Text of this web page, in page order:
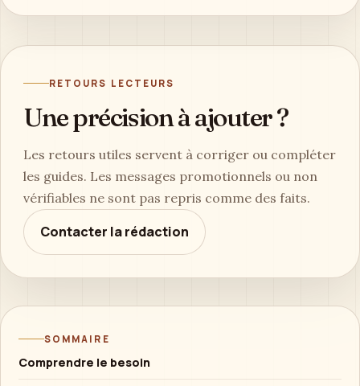
RETOURS LECTEURS
Une précision à ajouter ?
Les retours utiles servent à corriger ou compléter
les guides. Les messages promotionnels ou non
vérifiables ne sont pas repris comme des faits.
Contacter la rédaction
SOMMAIRE
Comprendre le besoin